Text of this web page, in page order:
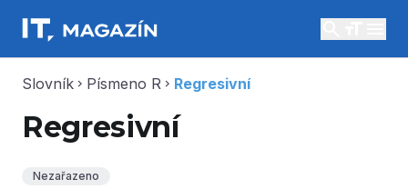
Slovník chevron_right Písmeno R chevron_right Regresivní
Regresivní
Nezařazeno